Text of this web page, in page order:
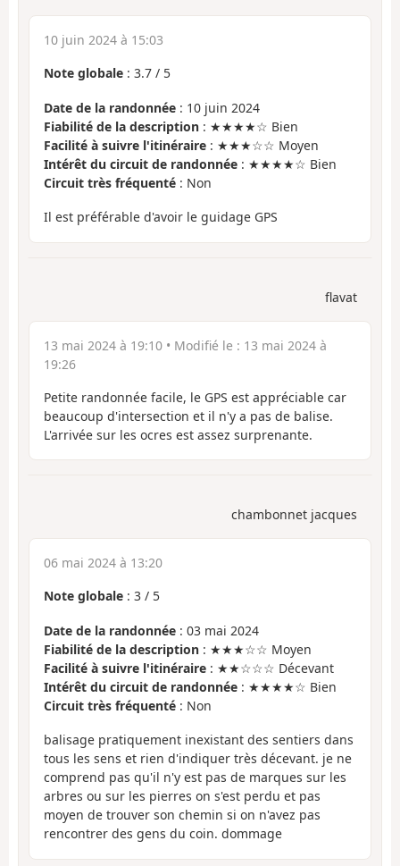
10 juin 2024 à 15:03
Note globale : 3.7 / 5
Date de la randonnée : 10 juin 2024
Fiabilité de la description : ★★★★☆ Bien
Facilité à suivre l'itinéraire : ★★★☆☆ Moyen
Intérêt du circuit de randonnée : ★★★★☆ Bien
Circuit très fréquenté : Non
Il est préférable d'avoir le guidage GPS
flavat
13 mai 2024 à 19:10 • Modifié le : 13 mai 2024 à
19:26
Petite randonnée facile, le GPS est appréciable car
beaucoup d'intersection et il n'y a pas de balise.
L'arrivée sur les ocres est assez surprenante.
chambonnet jacques
06 mai 2024 à 13:20
Note globale : 3 / 5
Date de la randonnée : 03 mai 2024
Fiabilité de la description : ★★★☆☆ Moyen
Facilité à suivre l'itinéraire : ★★☆☆☆ Décevant
Intérêt du circuit de randonnée : ★★★★☆ Bien
Circuit très fréquenté : Non
balisage pratiquement inexistant des sentiers dans
tous les sens et rien d'indiquer très décevant. je ne
comprend pas qu'il n'y est pas de marques sur les
arbres ou sur les pierres on s'est perdu et pas
moyen de trouver son chemin si on n'avez pas
rencontrer des gens du coin. dommage